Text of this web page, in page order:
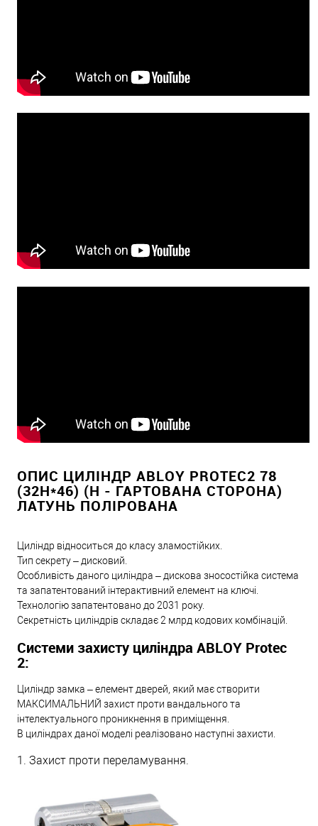
ОПИС ЦИЛІНДР ABLOY PROTEC2 78
(32H*46) (H - ГАРТОВАНА СТОРОНА)
ЛАТУНЬ ПОЛІРОВАНА
Циліндр відноситься до класу зламостійких.
Тип секрету – дисковий.
Особливість даного циліндра – дискова зносостійка система
та запатентований інтерактивний елемент на ключі.
Технологію запатентовано до 2031 року.
Секретність циліндрів складає 2 млрд кодових комбінацій.
Системи захисту циліндра ABLOY Protec
2:
Циліндр замка – елемент дверей, який має створити
МАКСИМАЛЬНИЙ захист проти вандального та
інтелектуального проникнення в приміщення.
В циліндрах даної моделі реалізовано наступні захисти.
1. Захист проти переламування.